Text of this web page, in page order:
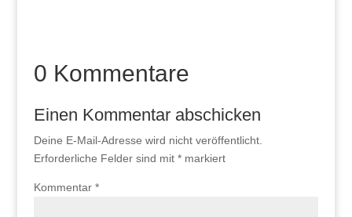
0 Kommentare
Einen Kommentar abschicken
Deine E-Mail-Adresse wird nicht veröffentlicht.
Erforderliche Felder sind mit *markiert
Kommentar *